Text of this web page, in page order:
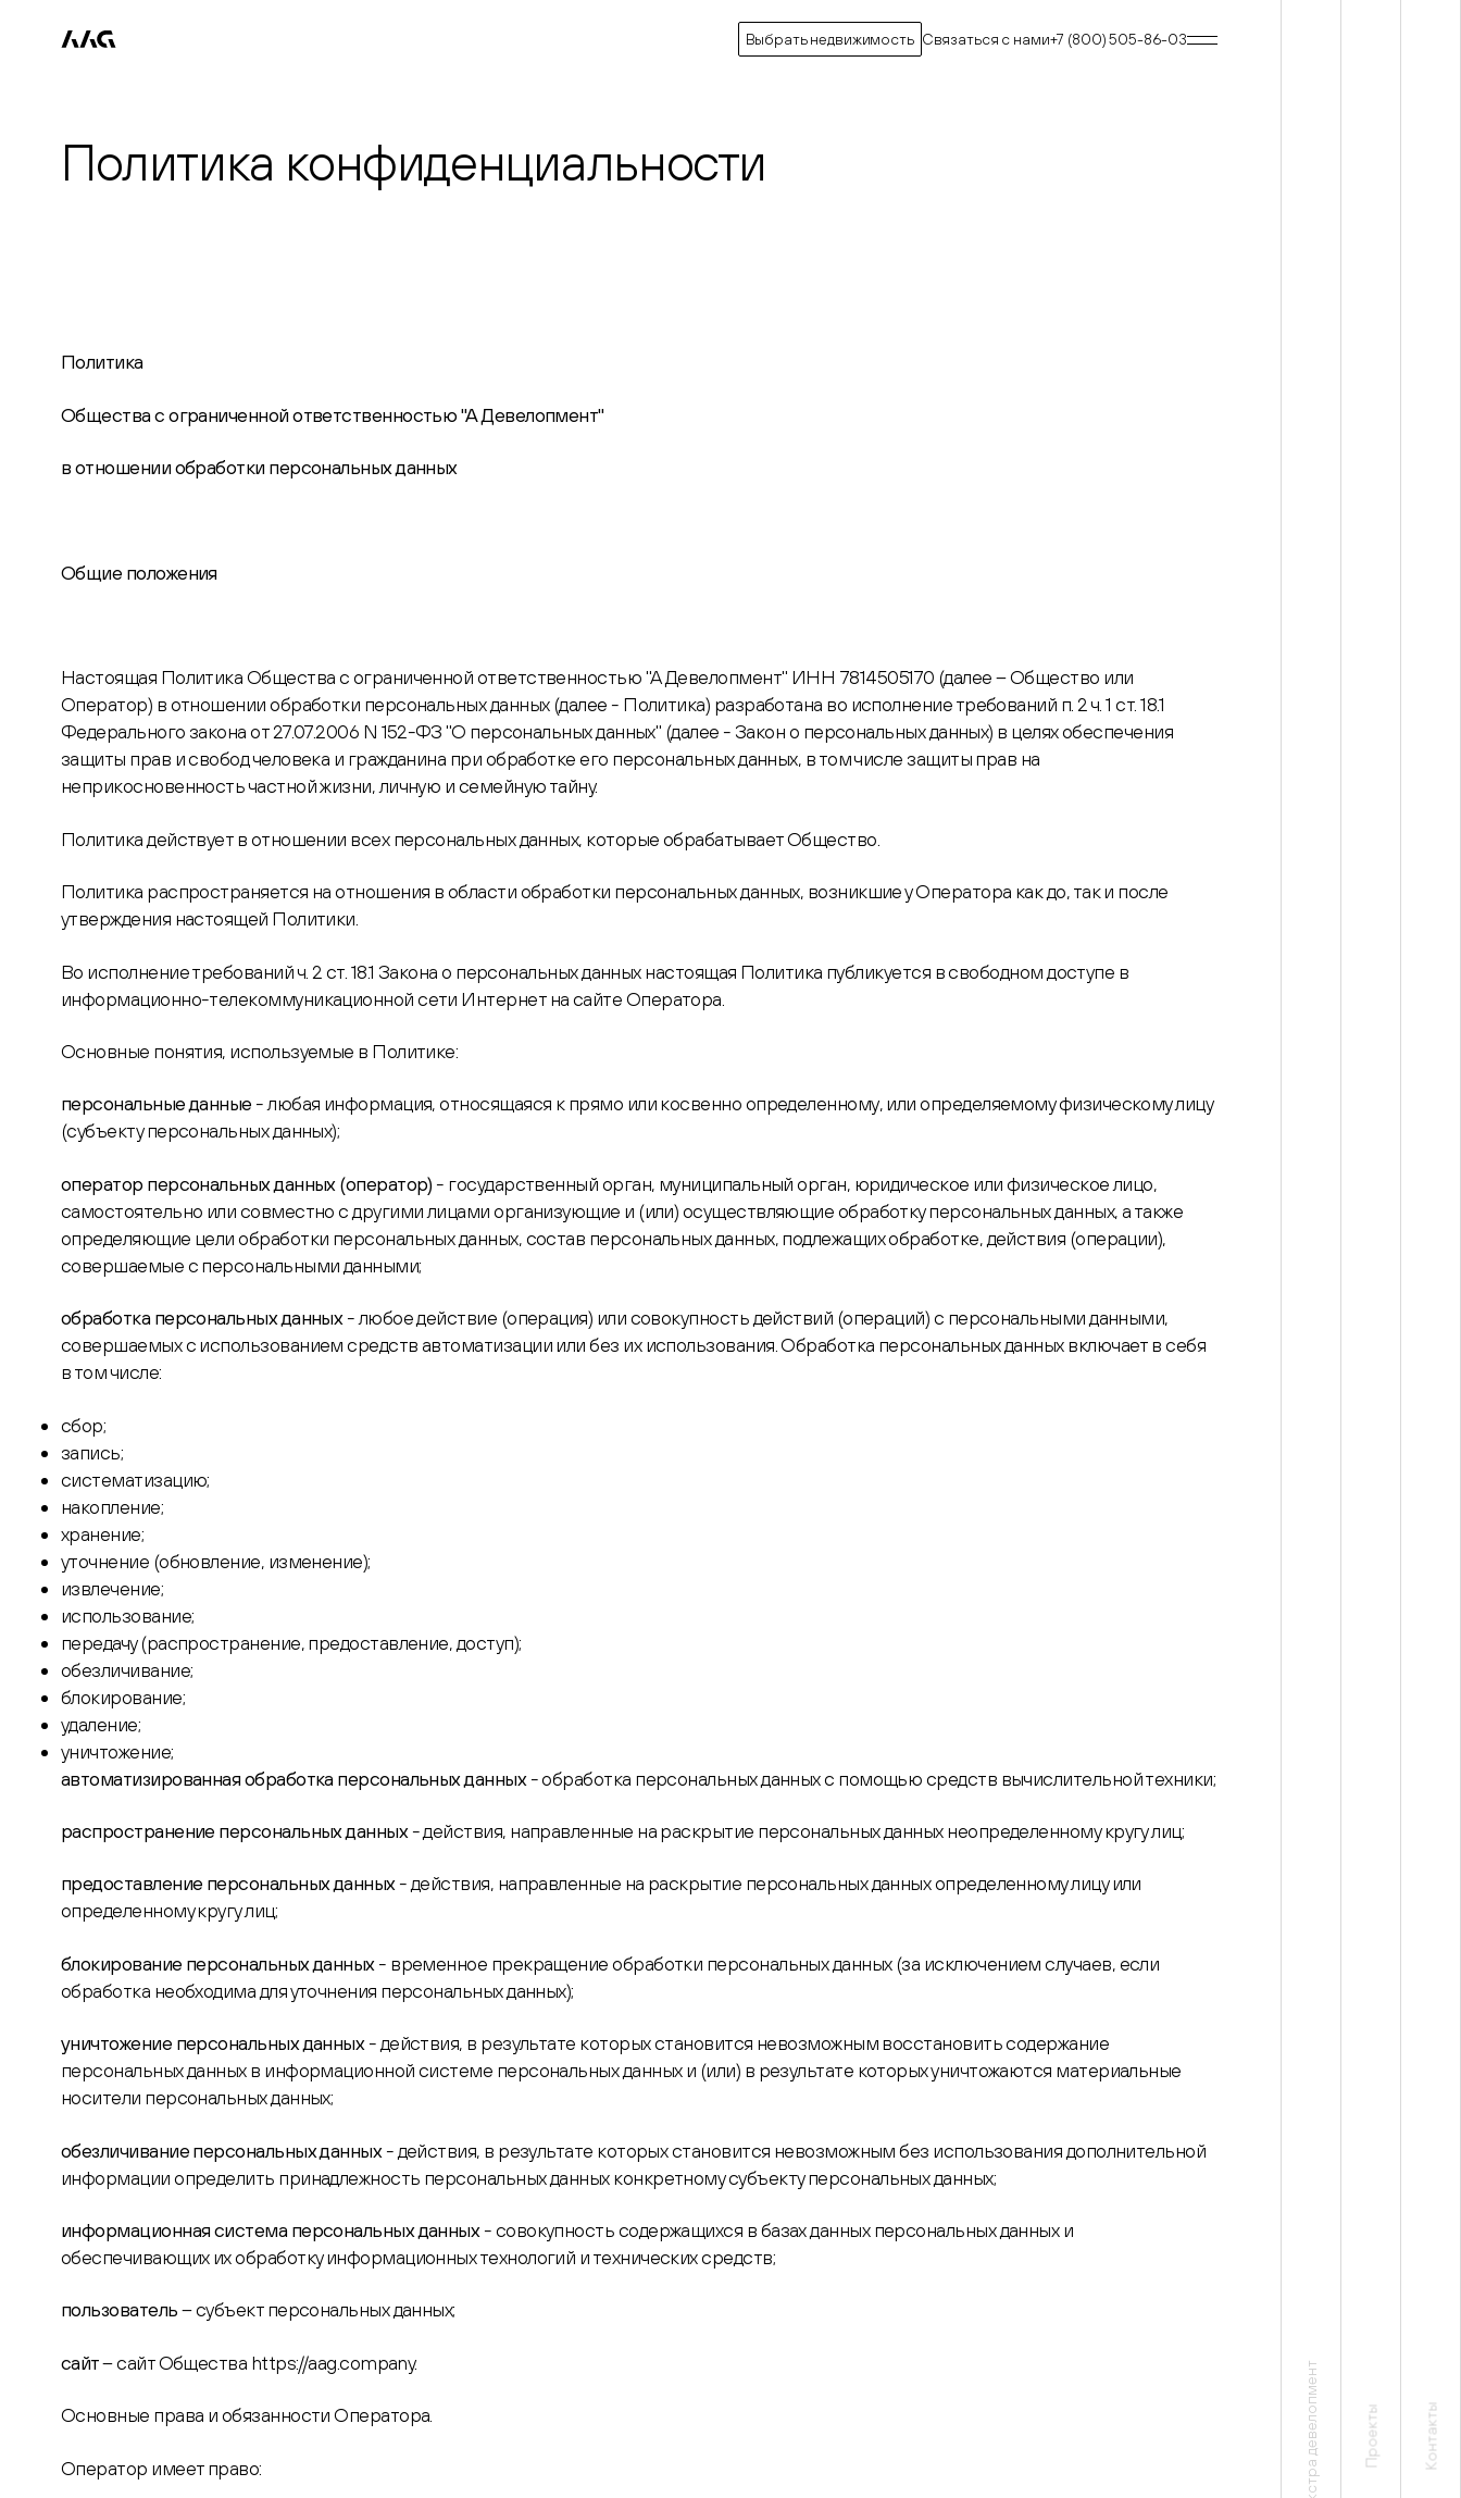
Политика конфиденциальности
Политика
Общества с ограниченной ответственностью "А Девелопмент"
в отношении обработки персональных данных
Общие положения
Настоящая Политика Общества с ограниченной ответственностью "А Девелопмент" ИНН 7814505170 (далее – Общество или
Оператор) в отношении обработки персональных данных (далее - Политика) разработана во исполнение требований п. 2 ч. 1 ст. 18.1
Федерального закона от 27.07.2006 N 152-ФЗ "О персональных данных" (далее - Закон о персональных данных) в целях обеспечения
защиты прав и свобод человека и гражданина при обработке его персональных данных, в том числе защиты прав на
неприкосновенность частной жизни, личную и семейную тайну.
Политика действует в отношении всех персональных данных, которые обрабатывает Общество.
Политика распространяется на отношения в области обработки персональных данных, возникшие у Оператора как до, так и после
утверждения настоящей Политики.
Во исполнение требований ч. 2 ст. 18.1 Закона о персональных данных настоящая Политика публикуется в свободном доступе в
информационно-телекоммуникационной сети Интернет на сайте Оператора.
Основные понятия, используемые в Политике:
персональные данные - любая информация, относящаяся к прямо или косвенно определенному, или определяемому физическому лицу
(субъекту персональных данных);
оператор персональных данных (оператор) - государственный орган, муниципальный орган, юридическое или физическое лицо,
самостоятельно или совместно с другими лицами организующие и (или) осуществляющие обработку персональных данных, а также
определяющие цели обработки персональных данных, состав персональных данных, подлежащих обработке, действия (операции),
совершаемые с персональными данными;
обработка персональных данных- любое действие (операция) или совокупность действий (операций) с персональными данными,
совершаемых с использованием средств автоматизации или без их использования. Обработка персональных данных включает в себя
в том числе:
сбор;
запись;
систематизацию;
накопление;
хранение;
уточнение (обновление, изменение);
извлечение;
использование;
передачу (распространение, предоставление, доступ);
обезличивание;
блокирование;
удаление;
уничтожение;
автоматизированная обработка персональных данных- обработка персональных данных с помощью средств вычислительной техники;
распространение персональных данных- действия, направленные на раскрытие персональных данных неопределенному кругу лиц;
предоставление персональных данных- действия, направленные на раскрытие персональных данных определенному лицу или
определенному кругу лиц;
блокирование персональных данных- временное прекращение обработки персональных данных (за исключением случаев, если
обработка необходима для уточнения персональных данных);
уничтожение персональных данных- действия, в результате которых становится невозможным восстановить содержание
персональных данных в информационной системе персональных данных и (или) в результате которых уничтожаются материальные
носители персональных данных;
обезличивание персональных данных- действия, в результате которых становится невозможным без использования дополнительной
информации определить принадлежность персональных данных конкретному субъекту персональных данных;
информационная система персональных данных- совокупность содержащихся в базах данных персональных данных и
обеспечивающих их обработку информационных технологий и технических средств;
пользователь– субъект персональных данных;
сайт– сайт Общества https://aag.company.
Основные права и обязанности Оператора.
Оператор имеет право:
Выбрать недвижимость Связаться с нами+7 (800) 505-86-03
Экстра девелопмент Проекты Контакты